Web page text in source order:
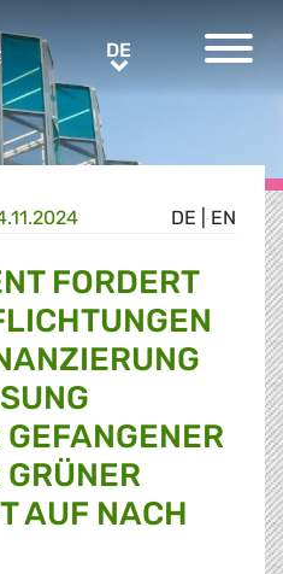
DEDE
DE EN
FORDERT
AUF NACH